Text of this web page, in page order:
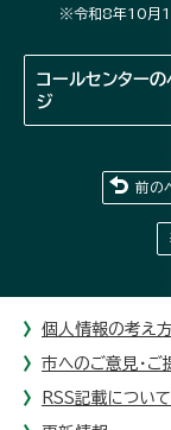
※令和8年10月1
コールセンターの
ジ
前の
個人情報の考え方
市へのご意見・ご
RSS記載について